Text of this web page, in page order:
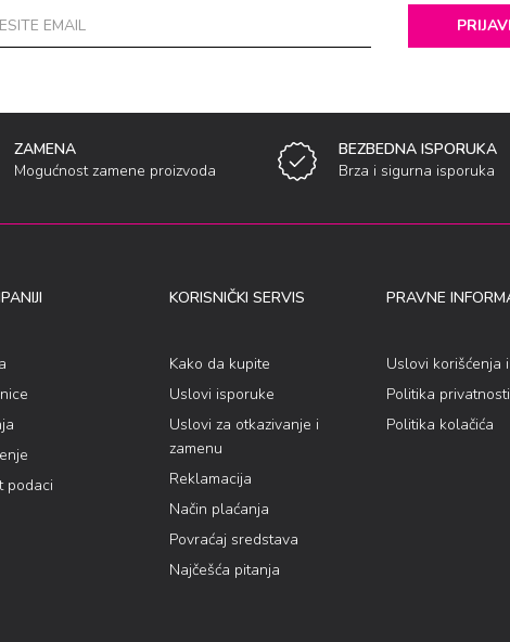
ZAMENA
Mogućnost zamene proizvoda
BEZBEDNA ISPORUKA
Brza i sigurna isporuka
podaci
KORISNIČKI SERVIS
Kako da kupite
Uslovi isporuke
Uslovi za otkazivanje i
zamenu
Reklamacija
Način plaćanja
Povraćaj sredstava
Najčešća pitanja
PRAVNE
Uslovi korišćenja
Politika privatnosti
Politika kolačića